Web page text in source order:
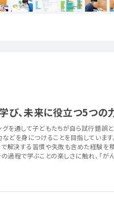
び、未来に役立つ5つの
グを通して子どもたちが自ら試行錯誤
どを身につけることを目指しています
解決する習慣や失敗も含めた経験を
過程で学ぶことの楽しさに触れ、「が